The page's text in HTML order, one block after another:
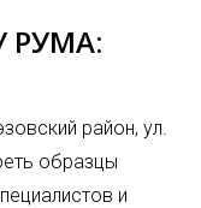
РУМА:
район, ул.
образцы
и